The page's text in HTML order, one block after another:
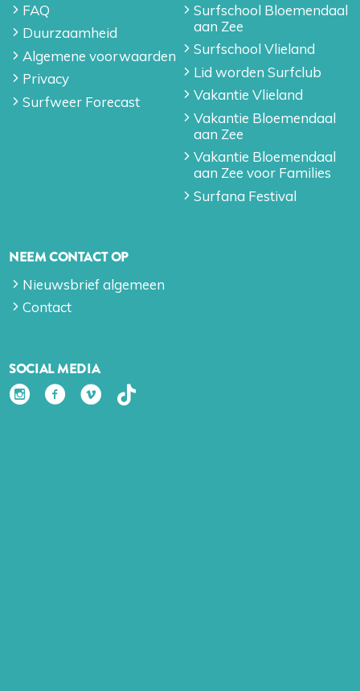
FAQ
Duurzaamheid
Algemene voorwaarden
Privacy
Surfweer Forecast
Surfschool Bloemendaal
aan Zee
Surfschool Vlieland
Lid worden Surfclub
Vakantie Vlieland
Vakantie Bloemendaal
aan Zee
Vakantie Bloemendaal
aan Zee voor Families
Surfana Festival
NEEM CONTACT OP
Nieuwsbrief algemeen
Contact
SOCIAL MEDIA